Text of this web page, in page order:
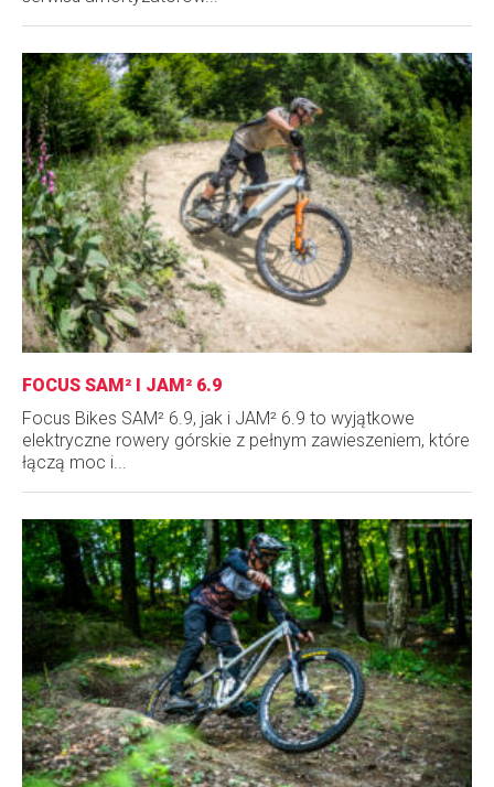
FOCUS SAM² I JAM² 6.9
Focus Bikes SAM² 6.9, jak i JAM² 6.9 to wyjątkowe
elektryczne rowery górskie z pełnym zawieszeniem, które
łączą moc i...